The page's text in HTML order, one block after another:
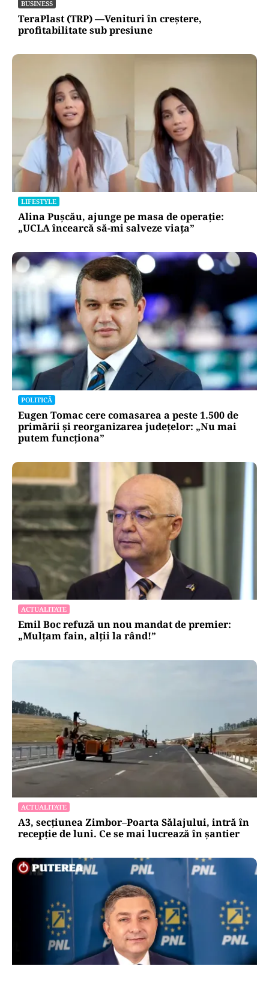
BUSINESS
TeraPlast (TRP) —Venituri în creștere,
profitabilitate sub presiune
LIFESTYLE
Alina Pușcău, ajunge pe masa de operație:
„UCLA încearcă să-mi salveze viața”
POLITICĂ
Eugen Tomac cere comasarea a peste 1.500 de
primării și reorganizarea județelor: „Nu mai
putem funcționa”
ACTUALITATE
Emil Boc refuză un nou mandat de premier:
„Mulțam fain, alții la rând!”
ACTUALITATE
A3, secțiunea Zimbor–Poarta Sălajului, intră în
recepție de luni. Ce se mai lucrează în șantier